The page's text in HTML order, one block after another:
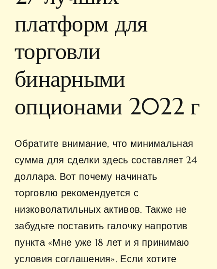
платформ для
торговли
бинарными
опционами 2022 г
Обратите внимание, что минимальная
сумма для сделки здесь составляет 24
доллара. Вот почему начинать
торговлю рекомендуется с
низковолатильных активов. Также не
забудьте поставить галочку напротив
пункта «Мне уже 18 лет и я принимаю
условия соглашения». Если хотите